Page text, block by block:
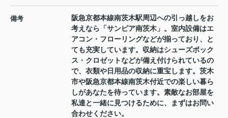
備考
阪急京都本線南茨木駅周辺への引っ越しをお
考えなら「サンピア南茨木」。室内設備はエ
アコン・フローリングなどが揃っており、と
ても充実しています。収納はシューズボック
ス・クロゼットなどが備え付けられているの
で、衣類や日用品の収納に重宝します。茨木
市や阪急京都本線南茨木付近での楽しい暮ら
しがあなたを待っています。素敵なお部屋を
私達と一緒に見つけるために、まずはお問い
合わせください。